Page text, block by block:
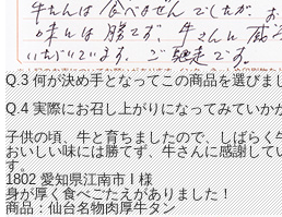
Q.3 何が決め手となってこの商品を選びま
Q.4 実際にお召し上がりになってみていか
子供の頃、牛と育ちましたので、しばら
おいしい味には勝てず、牛さんに感謝して
す。
1802 愛知県江南市I様
身が厚く食べごたえがありました！
商品：仙台名物肉厚牛タン